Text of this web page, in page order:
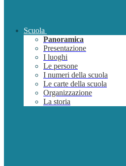
Scuola
Panoramica
Presentazione
I luoghi
Le persone
I numeri della scuola
Le carte della scuola
Organizzazione
La storia